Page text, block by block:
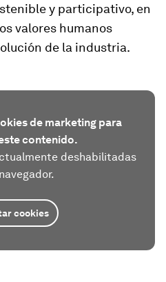
y participativo, en
valores humanos
de la industria.
de marketing para
contenido.
deshabilitadas
cookies